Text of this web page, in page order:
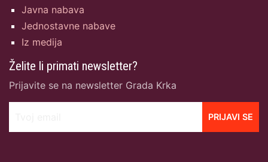
Javna nabava
Jednostavne nabave
Iz medija
Želite li primati newsletter?
Prijavite se na newsletter Grada Krka
PRIJAVI SE